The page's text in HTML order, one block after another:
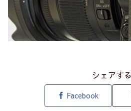
シェアする
Facebook